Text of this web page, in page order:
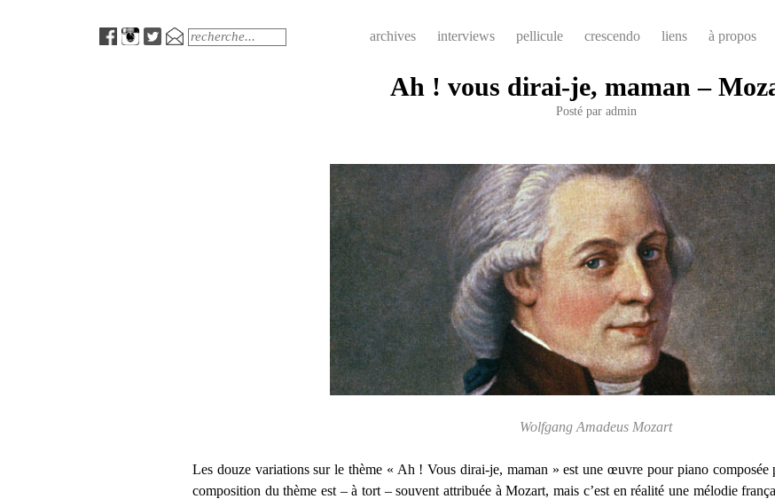
MenuSearch archives interviews pellicule crescendo liens à propos
Ah ! vous dirai-je, maman –
Posté par admin
Wolfgang Amadeus Mozart
Les douze variations sur le thème « Ah ! Vous dirai-je, maman » est une œuvre pour piano composée
composition du thème est – à tort – souvent attribuée à Mozart, mais c’est en réalité une mélodie